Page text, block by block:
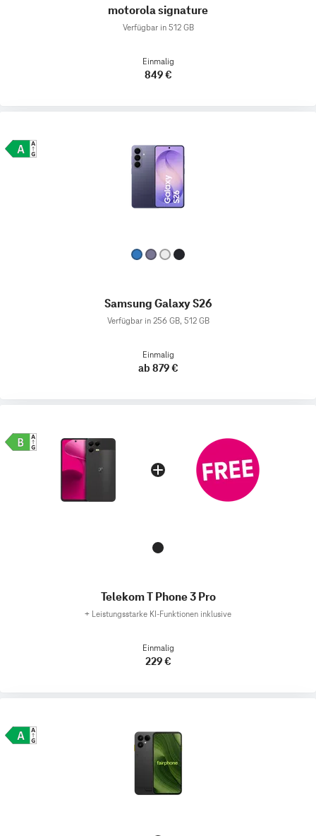
motorola signature
Verfügbar in 512 GB
Einmalig
849 €
Samsung Galaxy S26
Verfügbar in 256 GB, 512 GB
Einmalig
ab 879 €
Telekom T Phone 3 Pro
+ Leistungsstarke KI-Funktionen inklusive
Einmalig
229 €